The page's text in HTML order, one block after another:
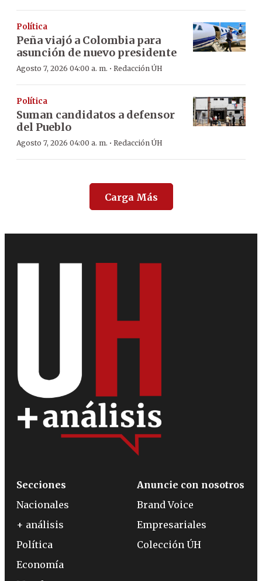
Política
Peña viajó a Colombia para
asunción de nuevo presidente
Agosto 7, 2026 04:00 a. m. · Redacción ÚH
Política
Suman candidatos a defensor
del Pueblo
Agosto 7, 2026 04:00 a. m. · Redacción ÚH
Carga Más
Secciones
Nacionales
+ análisis
Política
Economía
Anuncie con nosotros
Brand Voice
Empresariales
Colección ÚH